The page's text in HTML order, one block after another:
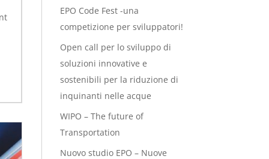
EPO Code Fest -una
competizione per sviluppatori!
Open call per lo sviluppo di
soluzioni innovative e
sostenibili per la riduzione di
inquinanti nelle acque
WIPO – The future of
Transportation
Nuovo studio EPO – Nuove